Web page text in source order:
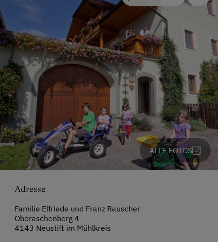
ALLE FOTOS
Adresse
Familie Elfriede und Franz Rauscher
Oberaschenberg 4
4143 Neustift im Mühlkreis